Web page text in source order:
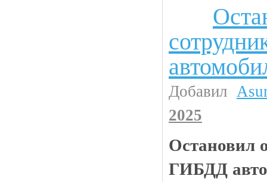
Добавил
2025
Остановил
ГИБДД